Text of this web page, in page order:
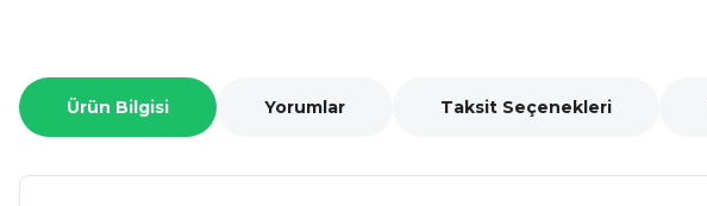
Ürün Bilgisi Yorumlar Taksit Seçenekleri